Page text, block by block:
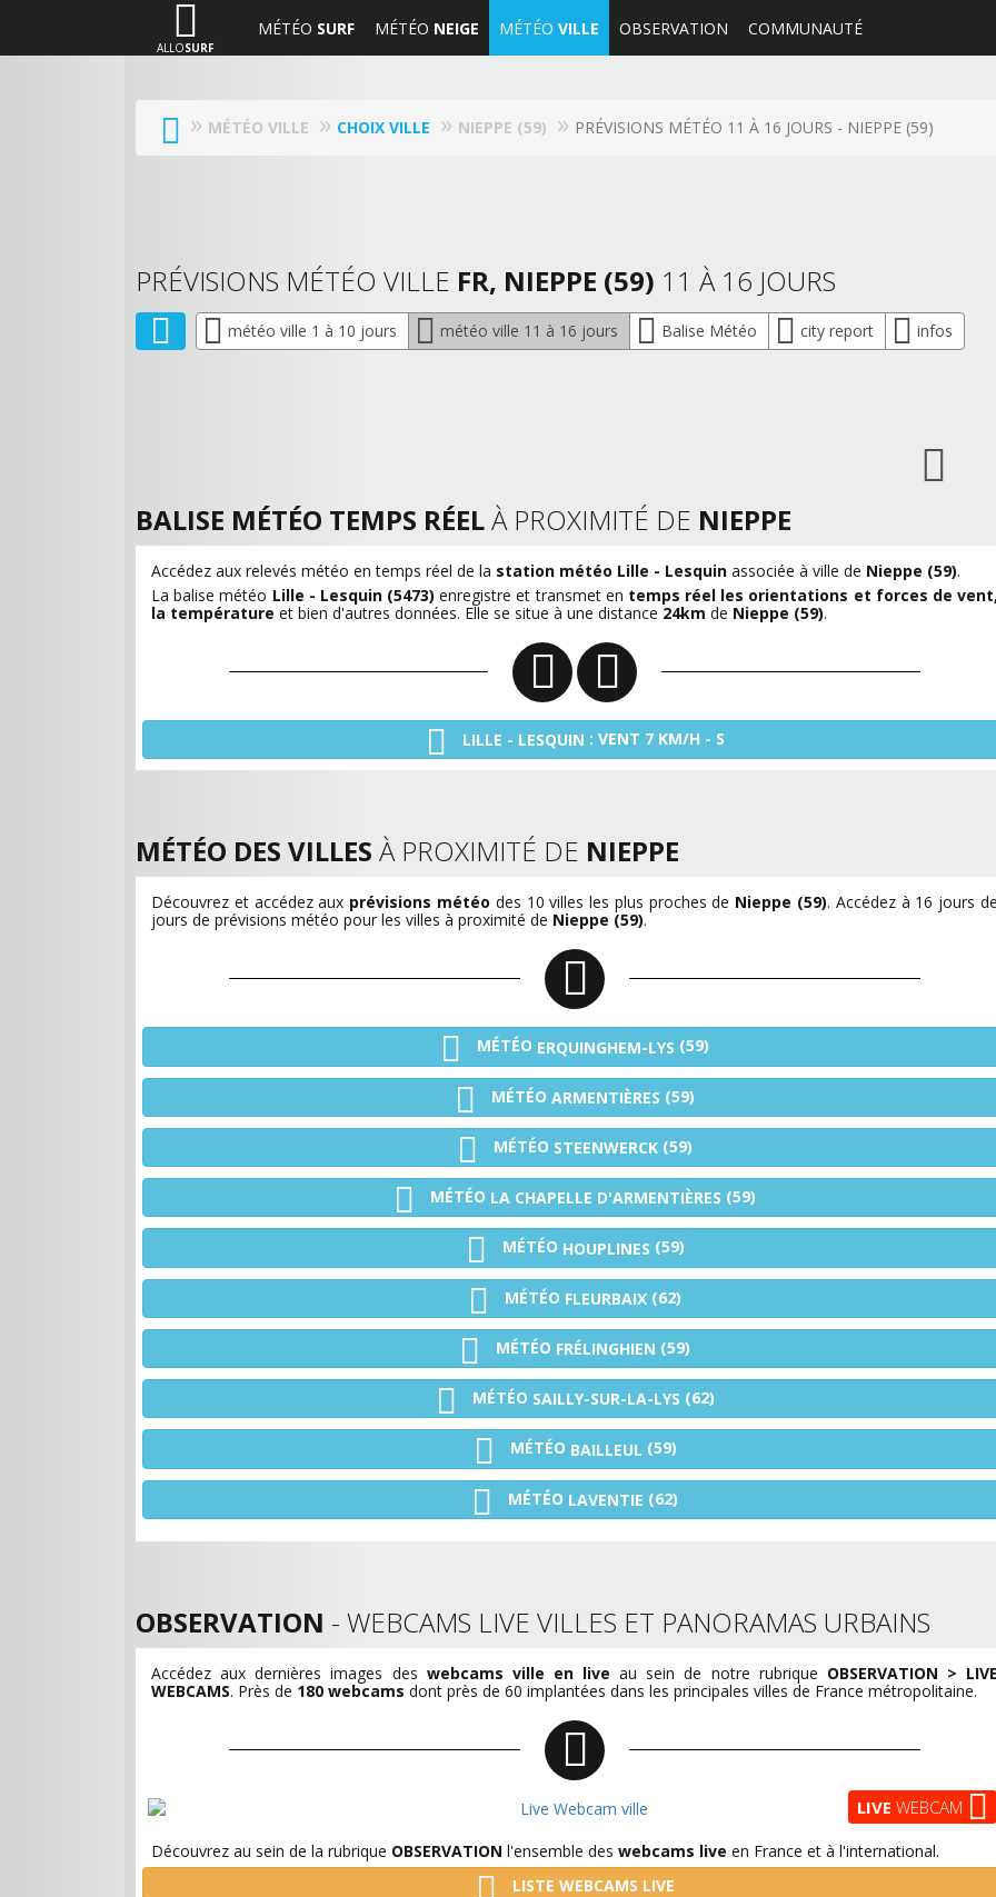
ALLOSURF
MÉTÉO SURF MÉTÉO NEIGE MÉTÉO VILLE OBSERVATION COMMUNAUTÉ
MÉTÉO VILLE CHOIX VILLE NIEPPE (59) PRÉVISIONS MÉTÉO 11 À 16 JOURS - NIEPPE (59)
PRÉVISIONS MÉTÉO VILLE FR, NIEPPE (59) 11 À 16 JOURS
météo ville 1 à 10 jours météo ville 11 à 16 jours Balise Météo city report infos
BALISE MÉTÉO TEMPS RÉELÀ PROXIMITÉ DE NIEPPE
Accédez aux relevés météo en temps réel de la station météo Lille - Lesquin associée à ville de Nieppe (59).
La balise météo Lille - Lesquin (5473)enregistre et transmet en temps réel les orientations et forces de
la température et bien d'autres données. Elle se situe à une distance 24km de Nieppe (59).
LILLE - LESQUIN : VENT 7 KM/H - S
MÉTÉO DES VILLES À PROXIMITÉ DE NIEPPE
Découvrez et accédez aux prévisions météo des 10 villes les plus proches de Nieppe (59). Accédez à 16 jours
jours de prévisions météo pour les villes à proximité de Nieppe (59).
MÉTÉO ERQUINGHEM-LYS (59)
MÉTÉO ARMENTIÈRES (59)
MÉTÉO STEENWERCK (59)
MÉTÉO LA CHAPELLE D'ARMENTIÈRES (59)
MÉTÉO HOUPLINES (59)
MÉTÉO FLEURBAIX (62)
MÉTÉO FRÉLINGHIEN (59)
MÉTÉO SAILLY-SUR-LA-LYS (62)
MÉTÉO BAILLEUL (59)
MÉTÉO LAVENTIE (62)
OBSERVATION - WEBCAMS LIVE VILLES ET PANORAMAS URBAINS
Accédez aux dernières images des webcams ville en live au sein de notre rubrique OBSERVATION >
WEBCAMS. Près de 180 webcams dont près de 60 implantées dans les principales villes de France métropolitaine.
LIVE WEBCAM
Découvrez au sein de la rubrique OBSERVATION l'ensemble des webcams live en France et à l'international.
LISTE WEBCAMS LIVE